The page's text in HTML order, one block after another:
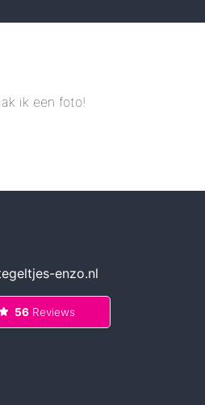
ik een foto!
enzo.nl